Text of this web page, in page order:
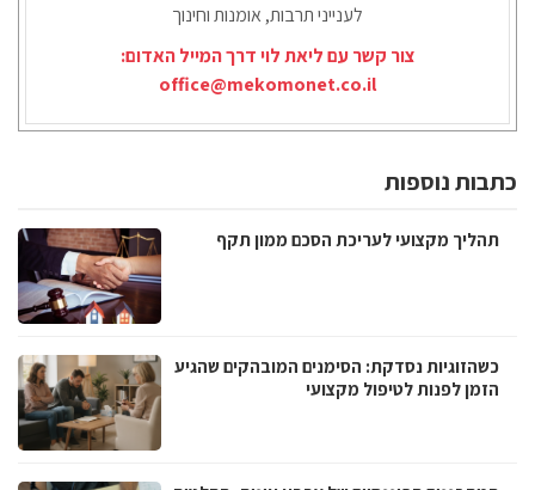
לענייני תרבות, אומנות וחינוך
צור קשר עם ליאת לוי דרך המייל האדום:
office@mekomonet.co.il
כתבות נוספות
תהליך מקצועי לעריכת הסכם ממון תקף
כשהזוגיות נסדקת: הסימנים המובהקים שהגיע
הזמן לפנות לטיפול מקצועי